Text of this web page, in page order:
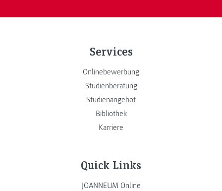
Services
Onlinebewerbung
Studienberatung
Studienangebot
Bibliothek
Karriere
Quick Links
JOANNEUM Online